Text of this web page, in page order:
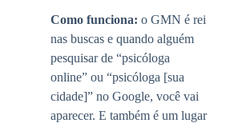
Como funciona: o GMN é rei
nas buscas e quando alguém
pesquisar de “psicóloga
online” ou “psicóloga [sua
cidade]” no Google, você vai
aparecer. E também é um lugar